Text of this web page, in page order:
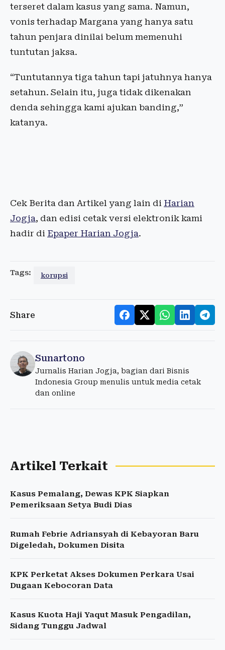
terseret dalam kasus yang sama. Namun,
vonis terhadap Margana yang hanya satu
tahun penjara dinilai belum memenuhi
tuntutan jaksa.
“Tuntutannya tiga tahun tapi jatuhnya hanya
setahun. Selain itu, juga tidak dikenakan
denda sehingga kami ajukan banding,”
katanya.
Cek Berita dan Artikel yang lain di Harian
Jogja, dan edisi cetak versi elektronik kami
hadir di Epaper Harian Jogja.
Tags: korupsi
Share
Sunartono
Jurnalis Harian Jogja, bagian dari Bisnis
Indonesia Group menulis untuk media cetak
dan online
Artikel Terkait
Kasus Pemalang, Dewas KPK Siapkan
Pemeriksaan Setya Budi Dias
Rumah Febrie Adriansyah di Kebayoran Baru
Digeledah, Dokumen Disita
KPK Perketat Akses Dokumen Perkara Usai
Dugaan Kebocoran Data
Kasus Kuota Haji Yaqut Masuk Pengadilan,
Sidang Tunggu Jadwal